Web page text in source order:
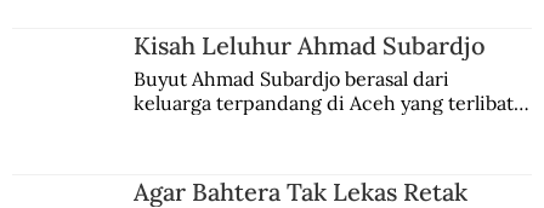
Kisah Leluhur Ahmad Subardjo
Buyut Ahmad Subardjo berasal dari
keluarga terpandang di Aceh yang terlibat
Agar Bahtera Tak Lekas Retak